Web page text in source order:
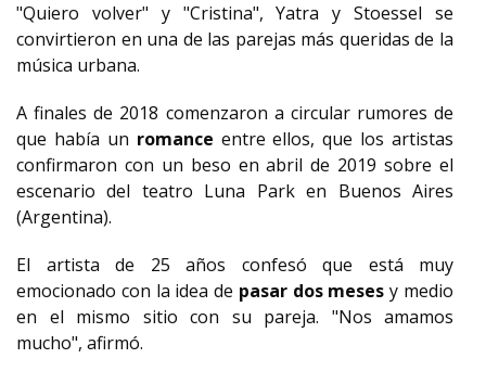
"Quiero volver" y "Cristina", Yatra y Stoessel se
convirtieron en una de las parejas más queridas de la
música urbana.
A finales de 2018 comenzaron a circular rumores de
que había un romance entre ellos, que los artistas
confirmaron con un beso en abril de 2019 sobre el
escenario del teatro Luna Park en Buenos Aires
(Argentina).
El artista de 25 años confesó que está muy
emocionado con la idea de pasar dos meses y medio
en el mismo sitio con su pareja. "Nos amamos
mucho", afirmó.